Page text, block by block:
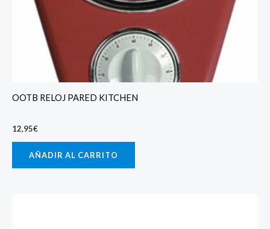
OOTB RELOJ PARED KITCHEN
12,95€
AÑADIR AL CARRITO